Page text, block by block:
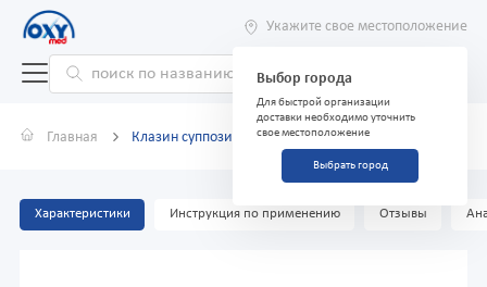
Укажите свое местоположение
Выбор города
Для быстрой организации
доставки необходимо уточнить
свое местоположение
Выбрать город
Главная Клазин суппозитории N6
Характеристики Инструкция по применению Отзывы